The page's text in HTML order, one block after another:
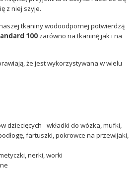
z niej szyje.
tkaniny wodoodpornej potwierdzą
100 zarówno na tkaninę jak i na
że jest wykorzystywana w wielu
dziecięcych - wkładki do wózka, mufki,
fartuszki, pokrowce na przewijaki,
nerki, worki